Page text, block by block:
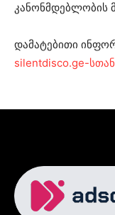
კანონმდებლობის
დამატებითი
silentdisco.ge-